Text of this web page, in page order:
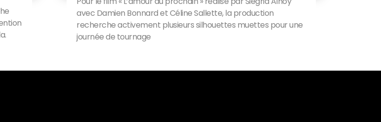
avec Damien Bonnard et Céline Sallette, la production
recherche activement plusieurs silhouettes muettes pour une
journée de tournage